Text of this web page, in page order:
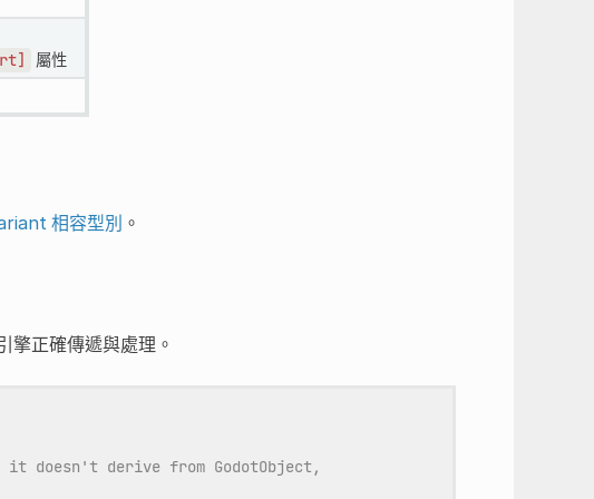
屬性
相容型別 。
擎正確傳遞與處理。
it doesn't derive from GodotObject,